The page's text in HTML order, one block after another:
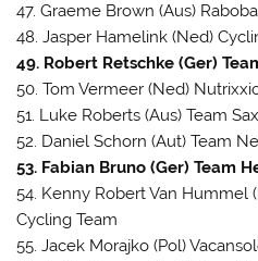
47. Graeme Brown (Aus)
48. Jasper Hamelink (Ned)
49. Robert Retschke (Ger)
50. Tom Vermeer (Ned)
51. Luke Roberts (Aus) Team
52. Daniel Schorn (Aut) Team
53. Fabian Bruno (Ger) Team
54. Kenny Robert Van Hummel
Cycling Team
55. Jacek Morajko (Pol)